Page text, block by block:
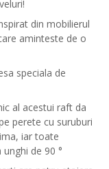
din mobilierul
aminteste de o
speciala de
al acestui raft da
perete cu suruburi
iar toate
de 90 °